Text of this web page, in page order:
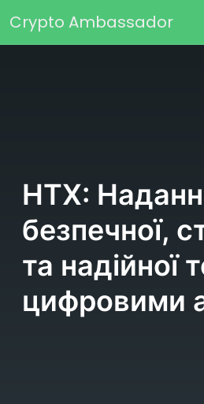
Main
Crypto Ambassador
HTX:
безпечної,
та надійної
цифровими